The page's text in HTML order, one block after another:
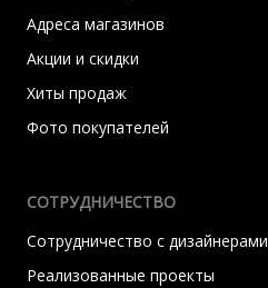
Адреса магазинов
Акции и скидки
Хиты продаж
Фото покупателей
СОТРУДНИЧЕСТВО
Сотрудничество с дизайнерами
Реализованные проекты